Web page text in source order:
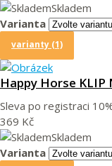
Skladem
Varianta
varianty (1)
Happy Horse KLIP
Sleva po registraci
369 Kč
Skladem
Varianta